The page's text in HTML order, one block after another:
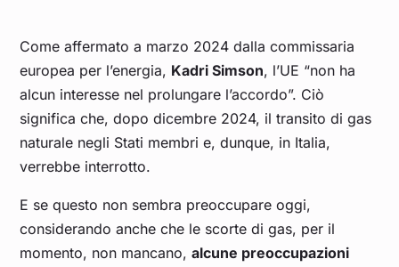
Come affermato a marzo 2024 dalla commissaria
europea per l’energia, Kadri Simson, l’UE “non ha
alcun interesse nel prolungare l’accordo”. Ciò
significa che, dopo dicembre 2024, il transito di gas
naturale negli Stati membri e, dunque, in Italia,
verrebbe interrotto.
E se questo non sembra preoccupare oggi,
considerando anche che le scorte di gas, per il
momento, non mancano,alcune preoccupazioni